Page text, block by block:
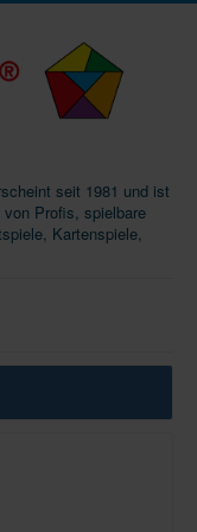
seit 1981 und ist
Profis, spielbare
Kartenspiele,